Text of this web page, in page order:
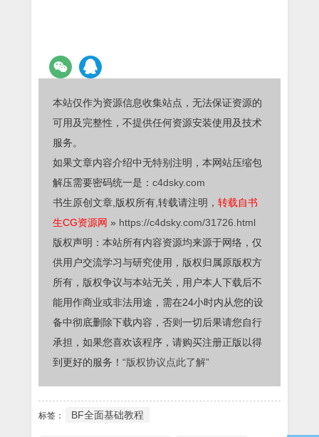
本站仅作为资源信息收集站点，无法保证资源的
可用及完整性，不提供任何资源安装使用及技术
服务。
如果文章内容介绍中无特别注明，本网站压缩包
解压需要密码统一是： c4dsky.com
书生原创文章,版权所有,转载请注明， 转载自书
生CG资源网 » https://c4dsky.com/31726.html
版权声明：本站所有内容资源均来源于网络，仅
供用户交流学习与研究使用，版权归属原版权方
所有，版权争议与本站无关，用户本人下载后不
能用作商业或非法用途，需在24小时内从您的设
备中彻底删除下载内容，否则一切后果请您自行
承担，如果您喜欢该程序，请购买注册正版以得
到更好的服务！ “版权协议点此了解”
标签： BF全面基础教程